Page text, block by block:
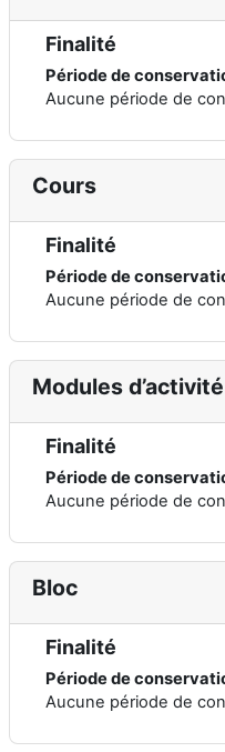
Finalité
Période de
Aucune période de
Cours
Finalité
Période de
Aucune période de
Modules d’activité
Finalité
Période de
Aucune période de
Bloc
Finalité
Période de
Aucune période de